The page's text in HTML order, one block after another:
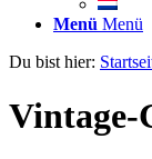
Menü Menü
Du bist hier: